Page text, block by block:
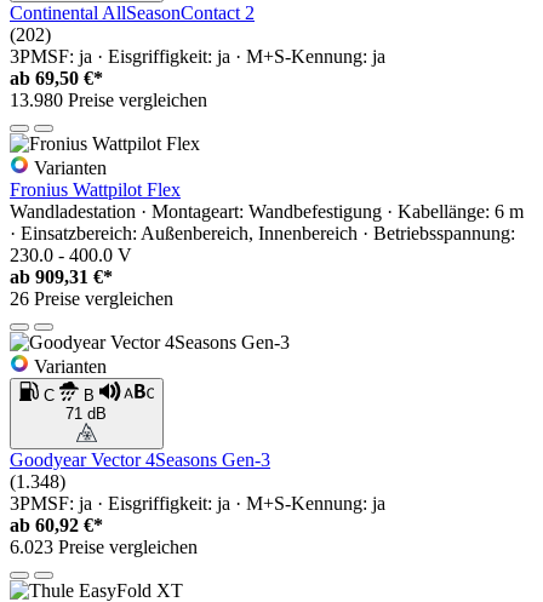
Continental AllSeasonContact 2
(202)
3PMSF: ja · Eisgriffigkeit: ja · M+S-Kennung: ja
ab 69,50 €*
13.980 Preise vergleichen
Varianten
Fronius Wattpilot Flex
Wandladestation · Montageart: Wandbefestigung · Kabellänge: 6 m
· Einsatzbereich: Außenbereich, Innenbereich · Betriebsspannung:
230.0 - 400.0 V
ab 909,31 €*
26 Preise vergleichen
Varianten
C
B
71 dB
Goodyear Vector 4Seasons Gen-3
(1.348)
3PMSF: ja · Eisgriffigkeit: ja · M+S-Kennung: ja
ab 60,92 €*
6.023 Preise vergleichen